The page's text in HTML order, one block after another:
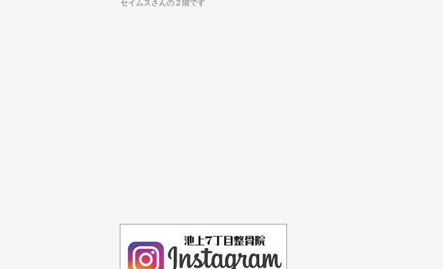
セイムスさんの２階です